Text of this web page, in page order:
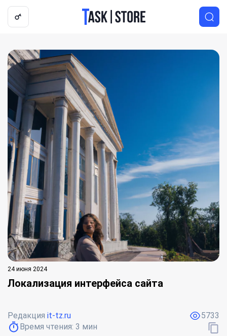
Логотип
24 июня 2024
Локализация интерфейса сайта
Редакция it-tz.ru
Время чтения: 3 мин
5733